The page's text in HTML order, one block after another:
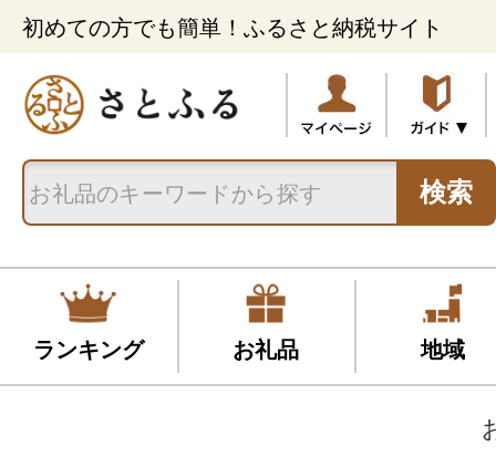
初めての方でも簡単！ふるさと納税サイト
検索
ランキング お礼品 地域